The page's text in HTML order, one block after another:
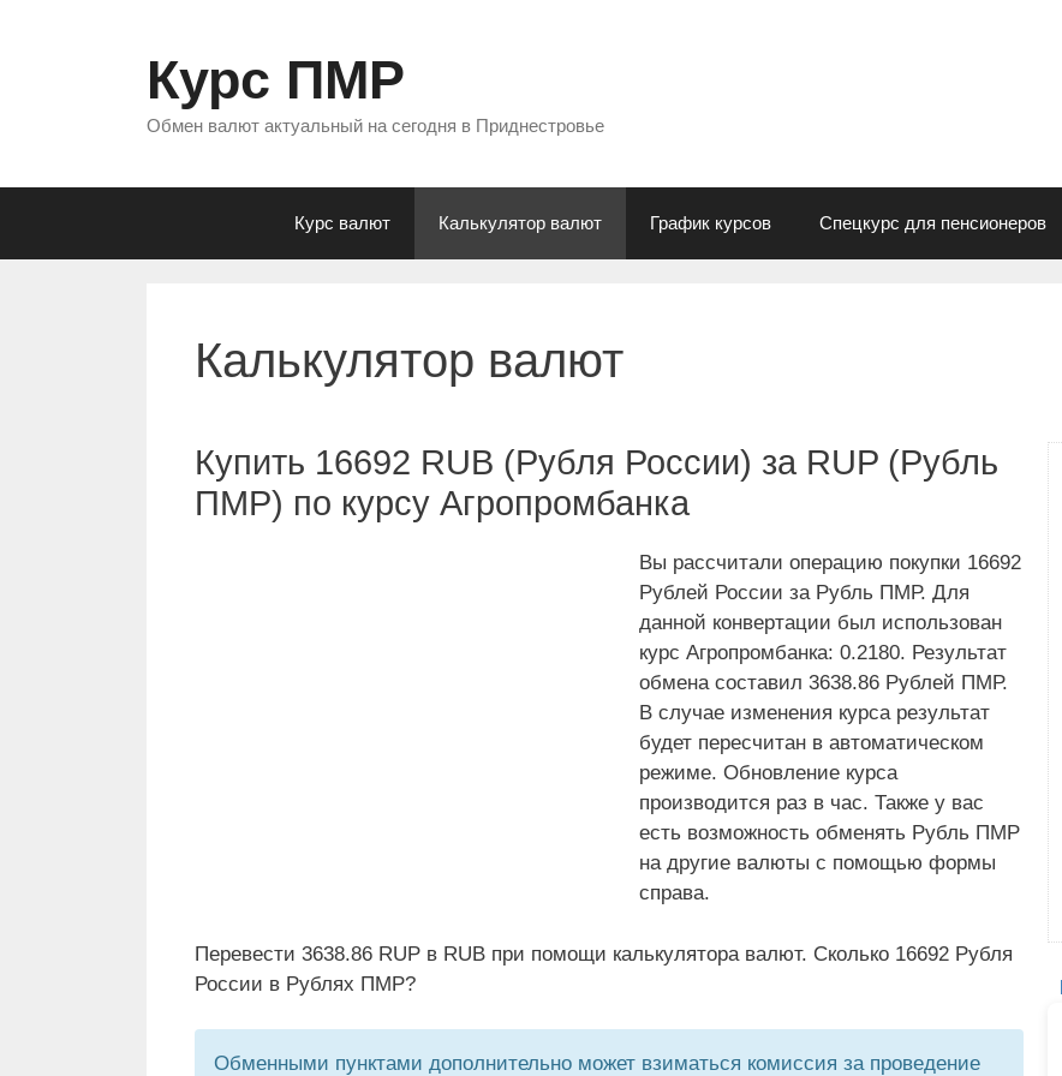
Курс ПМР
Обмен валют актуальный на сегодня в Приднестровье
Курс валют Калькулятор валют График курсов Спецкурс для пенсионеров
Калькулятор валют
Купить 16692 RUB (Рубля России) за RUP (Рубль
ПМР) по курсу Агропромбанка
Вы рассчитали операцию покупки 16692
Рублей России за Рубль ПМР. Для
данной конвертации был использован
курс Агропромбанка: 0.2180. Результат
обмена составил 3638.86 Рублей ПМР.
В случае изменения курса результат
будет пересчитан в автоматическом
режиме. Обновление курса
производится раз в час. Также у вас
есть возможность обменять Рубль ПМР
на другие валюты с помощью формы
справа.
Перевести 3638.86 RUP в RUB при помощи калькулятора валют. Сколько 16692 Рубля
России в Рублях ПМР?
Обменными пунктами дополнительно может взиматься комиссия за проведение